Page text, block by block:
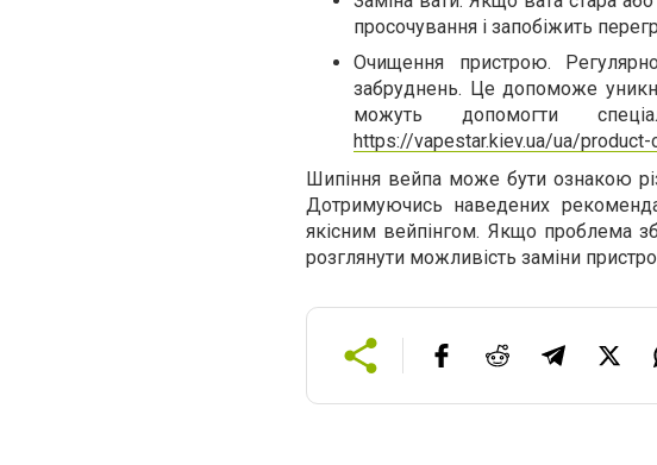
просочування і запобіжить
Очищення пристрою.
забруднень. Це допоможе
можуть допомогти
https://vapestar.kiev.ua/ua/
Шипіння вейпа може бути ознакою
Дотримуючись наведених
якісним вейпінгом. Якщо проблема
розглянути можливість заміни